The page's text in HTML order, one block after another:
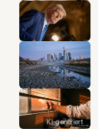
KI-generiert